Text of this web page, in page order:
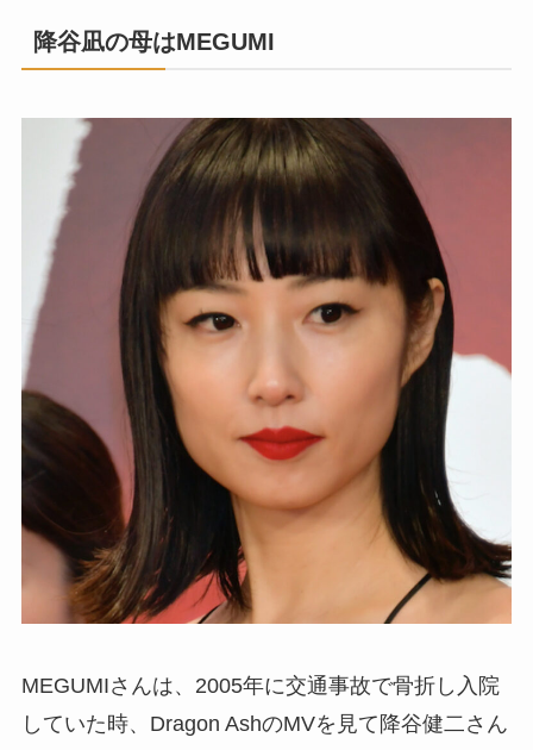
降谷凪の母はMEGUMI
MEGUMIさんは、2005年に交通事故で骨折し入院
していた時、Dragon AshのMVを見て降谷健二さん